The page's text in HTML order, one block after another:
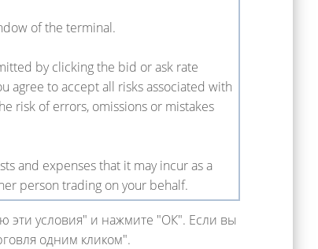
of the terminal.
by clicking the bid or ask rate
agree to accept all risks associated with
risk of errors, omissions or mistakes
and expenses that it may incur as a
person trading on your behalf.
эти условия" и нажмите "ОК". Если вы
одним кликом".